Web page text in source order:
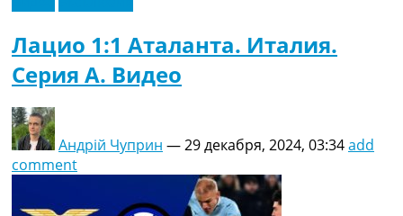
Лацио 1:1 Аталанта. Италия.
Серия A. Видео
Андрій Чуприн —29 декабря, 2024, 03:34add
comment